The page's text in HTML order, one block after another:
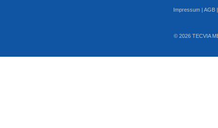
Impressum | AGB
© 2026 TECVIA